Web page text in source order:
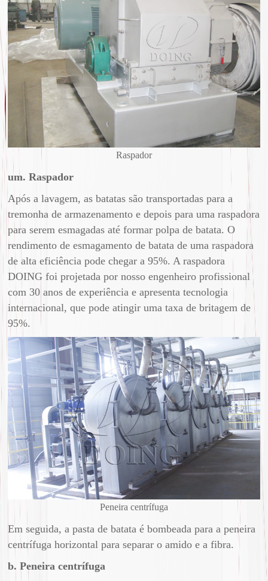
Raspador
um. Raspador
Após a lavagem, as batatas são transportadas para a
tremonha de armazenamento e depois para uma raspadora
para serem esmagadas até formar polpa de batata. O
rendimento de esmagamento de batata de uma raspadora
de alta eficiência pode chegar a 95%. A raspadora
DOING foi projetada por nosso engenheiro profissional
com 30 anos de experiência e apresenta tecnologia
internacional, que pode atingir uma taxa de britagem de
95%.
Peneira centrífuga
Em seguida, a pasta de batata é bombeada para a peneira
centrífuga horizontal para separar o amido e a fibra.
b. Peneira centrífuga